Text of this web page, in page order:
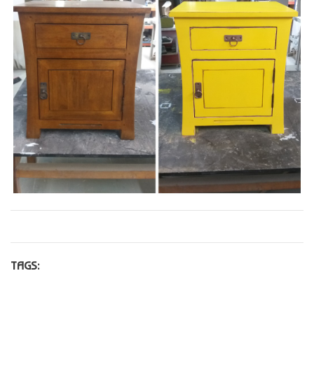
TAGS: